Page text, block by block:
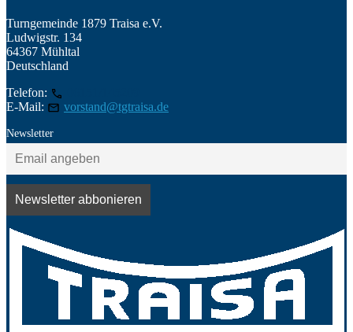
Turngemeinde 1879 Traisa e.V.
Ludwigstr. 134
64367 Mühltal
Deutschland
Telefon:
E-Mail:
vorstand@tgtraisa.de
Newsletter